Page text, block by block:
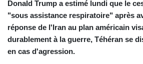
Donald Trump a estimé lundi que le
"sous assistance respiratoire" après
réponse de l'Iran au plan américain
durablement à la guerre, Téhéran se
en cas d'agression.